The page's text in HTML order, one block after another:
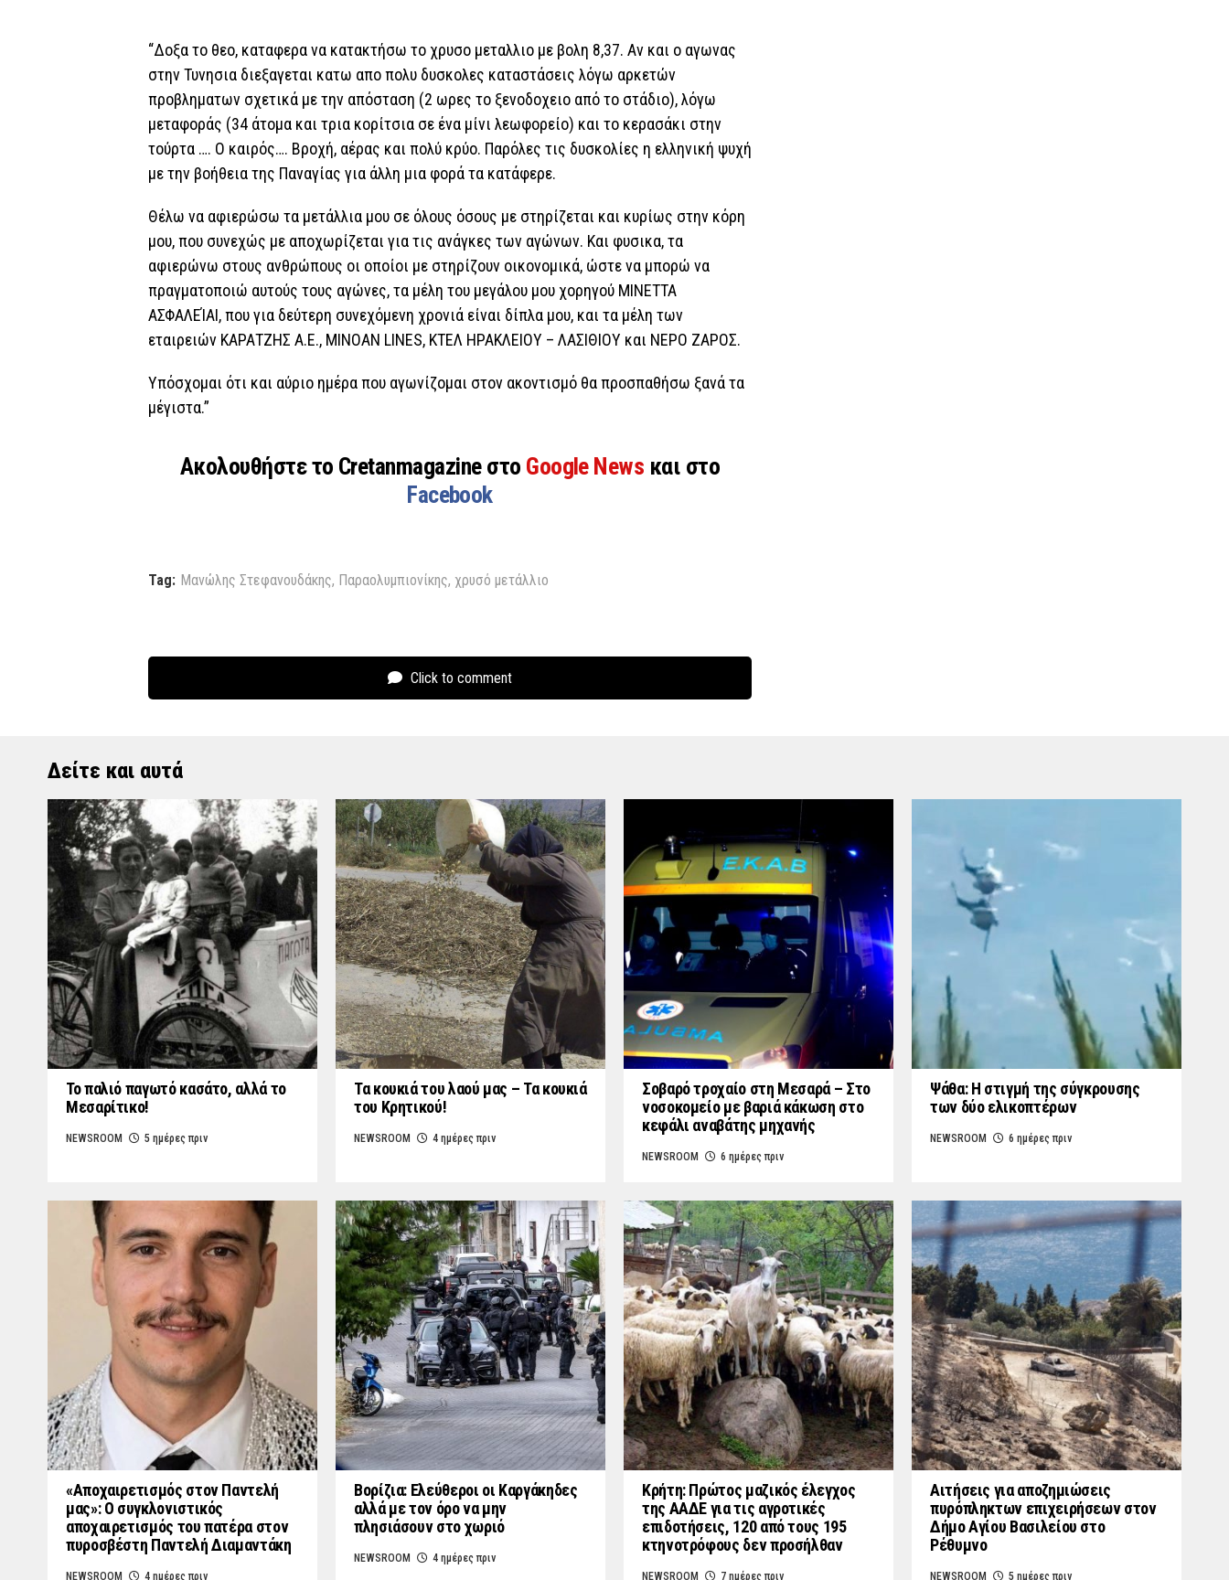
“Δοξα το θεο, καταφερα να κατακτήσω το χρυσο μεταλλιο με βολη 8,37. Αν και ο αγωνας
στην Τυνησια διεξαγεται κατω απο πολυ δυσκολες καταστάσεις λόγω αρκετών
προβληματων σχετικά με την απόσταση (2 ωρες το ξενοδοχειο από το στάδιο), λόγω
μεταφοράς (34 άτομα και τρια κορίτσια σε ένα μίνι λεωφορείο) και το κερασάκι στην
τούρτα …. Ο καιρός…. Βροχή, αέρας και πολύ κρύο. Παρόλες τις δυσκολίες η ελληνική ψυχή
με την βοήθεια της Παναγίας για άλλη μια φορά τα κατάφερε.
Θέλω να αφιερώσω τα μετάλλια μου σε όλους όσους με στηρίζεται και κυρίως στην κόρη
μου, που συνεχώς με αποχωρίζεται για τις ανάγκες των αγώνων. Και φυσικα, τα
αφιερώνω στους ανθρώπους οι οποίοι με στηρίζουν οικονομικά, ώστε να μπορώ να
πραγματοποιώ αυτούς τους αγώνες, τα μέλη του μεγάλου μου χορηγού ΜΙΝΕΤΤΑ
ΑΣΦΑΛΕΊΑΙ, που για δεύτερη συνεχόμενη χρονιά είναι δίπλα μου, και τα μέλη των
εταιρειών ΚΑΡΑΤΖΗΣ Α.Ε., ΜΙΝΟΑΝ LINES, ΚΤΕΛ ΗΡΑΚΛΕΙΟΥ – ΛΑΣΙΘΙΟΥ και ΝΕΡΟ ΖΑΡΟΣ.
Υπόσχομαι ότι και αύριο ημέρα που αγωνίζομαι στον ακοντισμό θα προσπαθήσω ξανά τα
μέγιστα.”
Ακολουθήστε το Cretanmagazine στο Google News και στο
Facebook
Tag: Μανώλης Στεφανουδάκης, Παραολυμπιονίκης, χρυσό μετάλλιο
Click to comment
Δείτε και αυτά
Το παλιό παγωτό κασάτο, αλλά το
Μεσαρίτικο!
NEWSROOM 5 ημέρες πριν
Τα κουκιά του λαού μας – Τα κουκιά
του Κρητικού!
NEWSROOM 4 ημέρες πριν
Σοβαρό τροχαίο στη Μεσαρά – Στο
νοσοκομείο με βαριά κάκωση στο
κεφάλι αναβάτης μηχανής
NEWSROOM 6 ημέρες πριν
Ψάθα: Η στιγμή της σύγκρουσης
των δύο ελικοπτέρων
NEWSROOM 6 ημέρες πριν
«Aποχαιρετισμός στον Παντελή
μας»: Ο συγκλονιστικός
αποχαιρετισμός του πατέρα στον
πυροσβέστη Παντελή Διαμαντάκη
NEWSROOM 4 ημέρες πριν
Βορίζια: Ελεύθεροι οι Καργάκηδες
αλλά με τον όρο να μην
πλησιάσουν στο χωριό
NEWSROOM 4 ημέρες πριν
Κρήτη: Πρώτος μαζικός έλεγχος
της ΑΑΔΕ για τις αγροτικές
επιδοτήσεις, 120 από τους 195
κτηνοτρόφους δεν προσήλθαν
NEWSROOM 7 ημέρες πριν
Αιτήσεις για αποζημιώσεις
πυρόπληκτων επιχειρήσεων στον
Δήμο Αγίου Βασιλείου στο
Ρέθυμνο
NEWSROOM 5 ημέρες πριν